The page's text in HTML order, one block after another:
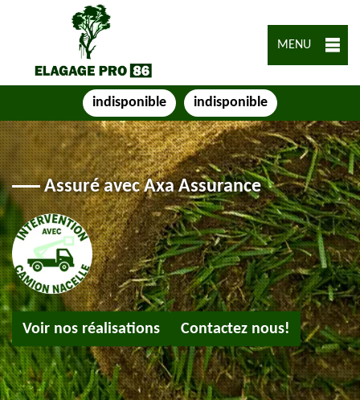
MENU
indisponible indisponible
Assuré avec Axa Assurance
Voir nos réalisations Contactez nous!